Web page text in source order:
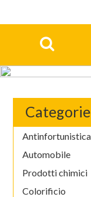
Categorie
Antinfortunistica
Automobile
Prodotti chimici
Colorificio